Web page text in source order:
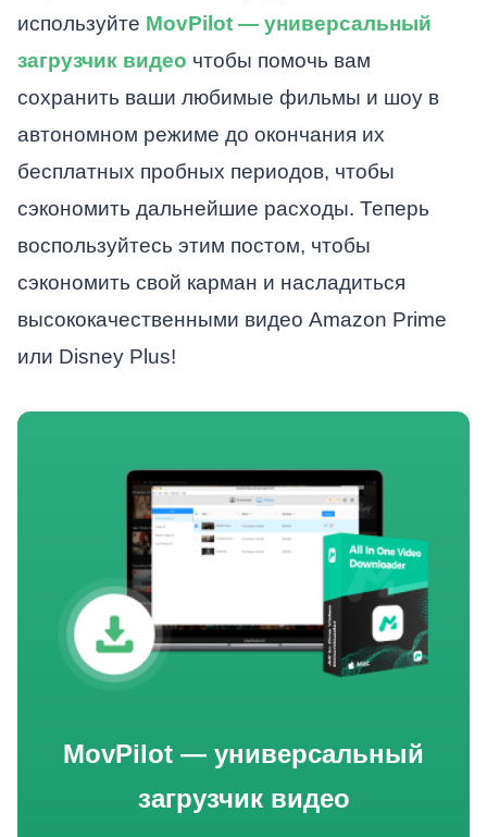
используйте MovPilot — универсальный
загрузчик видео чтобы помочь вам
сохранить ваши любимые фильмы и шоу в
автономном режиме до окончания их
бесплатных пробных периодов, чтобы
сэкономить дальнейшие расходы. Теперь
воспользуйтесь этим постом, чтобы
сэкономить свой карман и насладиться
высококачественными видео Amazon Prime
или Disney Plus!
MovPilot — универсальный
загрузчик видео